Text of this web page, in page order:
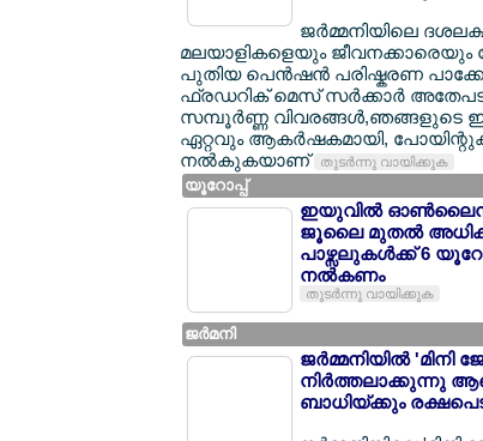
ജര്‍മ്മനിയിലെ
മലയാളികളെയും ജീവനക്കാരെയും
പുതിയ പെന്‍ഷന്‍ പരിഷ്കരണ
ഫ്രഡറിക് മെസ് സര്‍ക്കാര്‍
സമ്പൂര്‍ണ്ണ വിവരങ്ങള്‍,ഞങ്ങളുടെ
ഏറ്റവും ആകര്‍ഷകമായി,
നല്‍കുകയാണ് തുടര്‍ന്നു വായിക്കുക
യൂറോപ്പ്
ഇയുവില്‍ ഓണ്‍ലൈന്‍
ജൂലൈ മുതല്‍ അധിക
പാഴ്സലുകള്‍ക്ക് 6
നല്‍കണം
തുടര്‍ന്നു വായിക്കുക
ജര്‍മനി
ജര്‍മ്മനിയില്‍ 'മിനി
നിര്‍ത്തലാക്കുന്നു
ബാധിയ്ക്കും